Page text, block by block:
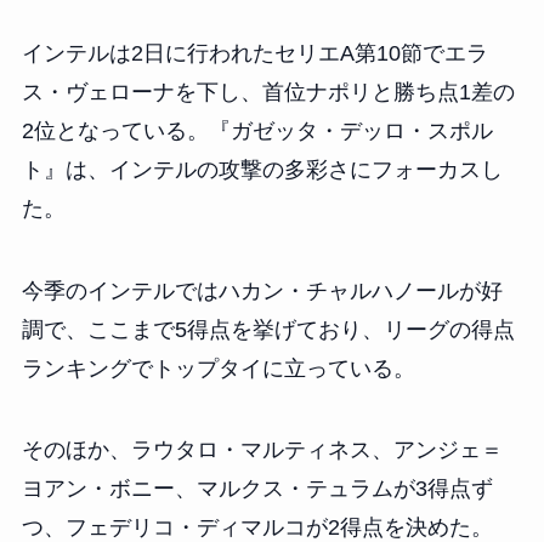
インテルは2日に行われたセリエA第10節でエラ
ス・ヴェローナを下し、首位ナポリと勝ち点1差の
2位となっている。『ガゼッタ・デッロ・スポル
ト』は、インテルの攻撃の多彩さにフォーカスし
た。
今季のインテルではハカン・チャルハノールが好
調で、ここまで5得点を挙げており、リーグの得点
ランキングでトップタイに立っている。
そのほか、ラウタロ・マルティネス、アンジェ＝
ヨアン・ボニー、マルクス・テュラムが3得点ず
つ、フェデリコ・ディマルコが2得点を決めた。